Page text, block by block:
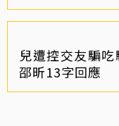
兒遭控交友騙
邵昕13字回應